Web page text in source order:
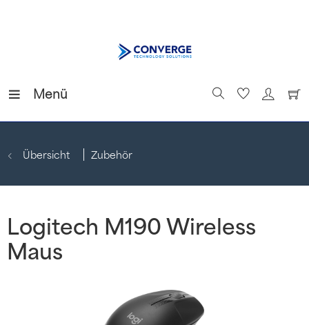
Menü
Übersicht Zubehör
Logitech M190 Wireless
Maus